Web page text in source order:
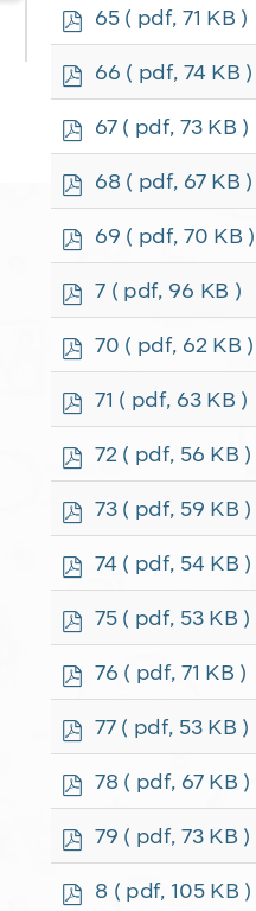
p
65 ( pdf, 71 KB )
p
66 ( pdf, 74 KB )
p
67 ( pdf, 73 KB )
p
68 ( pdf, 67 KB )
p
f
69 ( pdf, 70 KB )
p
f
7 ( pdf, 96 KB )
p
f
70 ( pdf, 62 KB )
p
f
71 ( pdf, 63 KB )
p
f
72 ( pdf, 56 KB )
p
f
73 ( pdf, 59 KB )
p
f
74 ( pdf, 54 KB )
p
f
75 ( pdf, 53 KB )
p
f
76 ( pdf, 71 KB )
p
f
77 ( pdf, 53 KB )
p
f
78 ( pdf, 67 KB )
p
79 ( pdf, 73 KB )
p
8 ( pdf, 105 KB )